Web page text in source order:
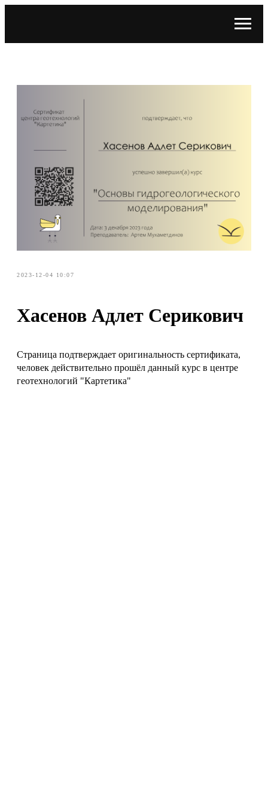
2023-12-04 10:07
Хасенов Адлет Серикович
Страница подтверждает оригинальность сертификата,
человек действительно прошёл данный курс в центре
геотехнологий "Картетика"